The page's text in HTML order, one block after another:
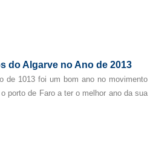
do Algarve no Ano de 2013
de 1013 foi um bom ano no movimento
porto de Faro a ter o melhor ano da sua